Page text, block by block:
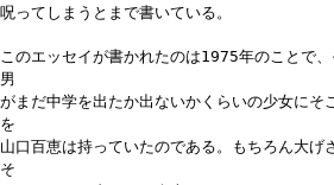
呪ってしまうとまで書いている。
このエッセイが書かれたのは1975年のことで
男
がまだ中学を出たか出ないかくらいの少女にそ
を
山口百恵は持っていたのである。もちろん大げ
そ